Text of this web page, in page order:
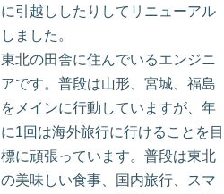
に引越ししたりしてリニューアル
しました。
東北の田舎に住んでいるエンジニ
アです。普段は山形、宮城、福島
をメインに行動していますが、年
に1回は海外旅行に行けることを目
標に頑張っています。普段は東北
の美味しい食事、国内旅行、スマ